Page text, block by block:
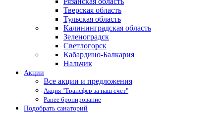
Тверская область
Тульская область
Калининградская область
Зеленоградск
Светлогорск
Кабардино-Балкария
Нальчик
Акции
Все акции и предложения
Акция "Трансфер за наш счет"
Ранее бронирование
Подобрать санаторий